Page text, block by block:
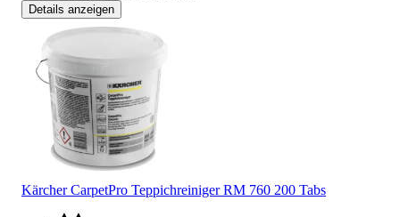
Details anzeigen
Kärcher CarpetPro Teppichreiniger RM 760 200 Tabs